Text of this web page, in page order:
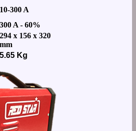
10-300 A
300 A - 60%
294 x 156 x 320
mm
5.65 Kg